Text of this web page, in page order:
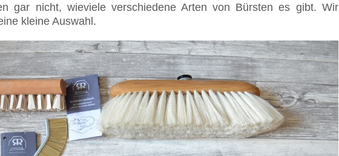
gar nicht, wieviele verschiedene Arten von Bürsten es gibt. Wir
kleine Auswahl.